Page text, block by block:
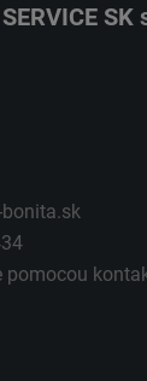
SK
pomocou